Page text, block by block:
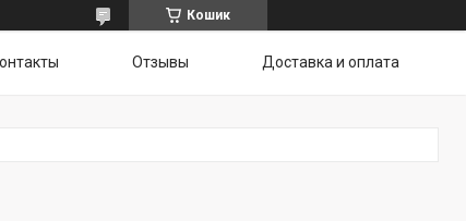
Кошик
Отзывы Доставка и оплата